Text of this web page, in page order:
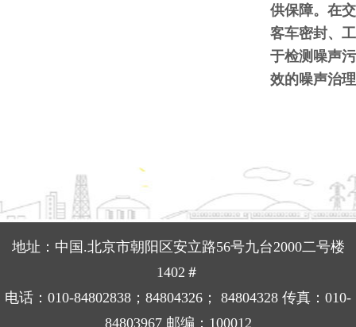
供保障。在
客车密封、
于检测噪声
效的噪声治
地址：中国.北京市朝阳区安立路56号九台2000二号楼
1402＃
电话：010-84802838；84804326； 84804328 传真：010-
84803967 邮编：100012